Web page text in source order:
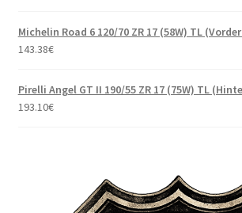
Michelin Road 6 120/70 ZR 17 (58W) TL
143.38€
Pirelli Angel GT II 190/55 ZR 17 (75W) TL
193.10€